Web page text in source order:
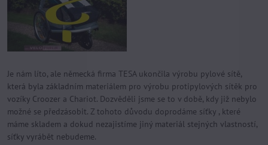
Je nám líto, ale německá firma TESA ukončila výrobu pylové sítě,
která byla základním materiálem pro výrobu protipylových sítěk pro
vozíky Croozer a Chariot. Dozvěděli jsme se to v době, kdy již nebylo
možné se předzásobit. Z tohoto důvodu doprodáme síťky , které
máme skladem a dokud nezajistíme jiný materiál stejných vlastností,
síťky vyrábět nebudeme.